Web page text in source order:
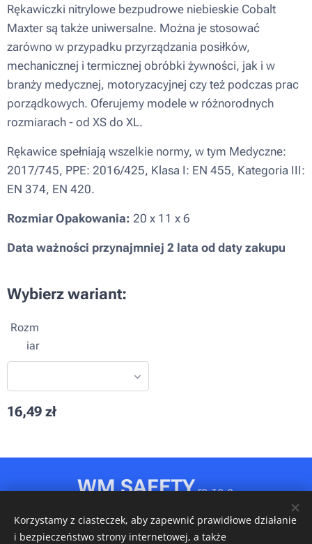
Rękawiczki nitrylowe bezpudrowe niebieskie Cobalt
Maxter są także uniwersalne. Można je stosować
zarówno w przypadku przyrządzania posiłków,
mechanicznej i termicznej obróbki żywności, jak i w
branży medycznej, motoryzacyjnej czy też podczas prac
porządkowych. Oferujemy modele w różnorodnych
rozmiarach - od XS do XL.
Rękawice spełniają wszelkie normy, w tym Medyczne:
2017/745, PPE: 2016/425, Klasa I: EN 455, Kategoria III:
EN 374, EN 420.
Rozmiar Opakowania: 20 x 11 x 6
Data ważności przynajmniej 2 lata od daty zakupu
Wybierz wariant:
Rozm
iar
16,49 zł
WM SAFETY sp. z o. o.
NIP: 6472611346 • REGON: 540606150 • KRS: 0001148349
Korzystamy z ciasteczek, aby zapewnić prawidłowe działanie
i bezpieczeństwo strony internetowej, a także